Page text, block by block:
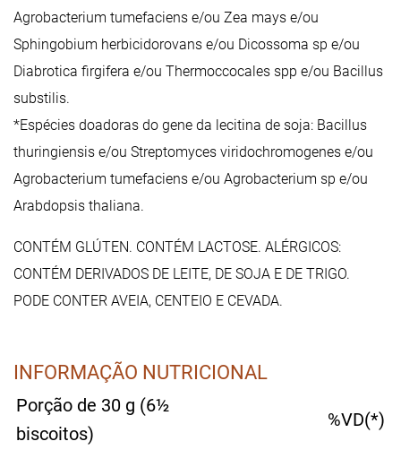
Agrobacterium tumefaciens e/ou Zea mays e/ou
Sphingobium herbicidorovans e/ou Dicossoma sp e/ou
Diabrotica firgifera e/ou Thermoccocales spp e/ou Bacillus
substilis.
*Espécies doadoras do gene da lecitina de soja: Bacillus
thuringiensis e/ou Streptomyces viridochromogenes e/ou
Agrobacterium tumefaciens e/ou Agrobacterium sp e/ou
Arabdopsis thaliana.
CONTÉM GLÚTEN. CONTÉM LACTOSE. ALÉRGICOS:
CONTÉM DERIVADOS DE LEITE, DE SOJA E DE TRIGO.
PODE CONTER AVEIA, CENTEIO E CEVADA.
INFORMAÇÃO NUTRICIONAL
Porção de 30 g (6½
biscoitos)
%VD(*)